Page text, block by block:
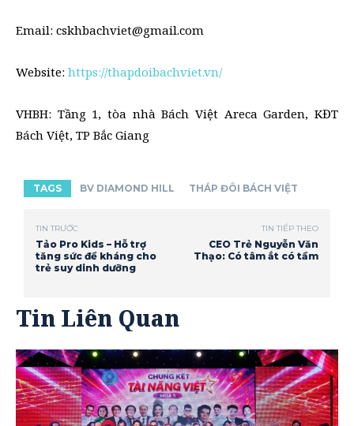
Email: cskhbachviet@gmail.com
Website: https://thapdoibachviet.vn/
VHBH: Tầng 1, tòa nhà Bách Việt Areca Garden, KĐT
Bách Việt, TP Bắc Giang
TAGS BV DIAMOND HILL THÁP ĐÔI BÁCH VIỆT
TIN TRƯỚC
Tảo Pro Kids – Hỗ trợ
tăng sức đề kháng cho
trẻ suy dinh dưỡng
TIN TIẾP THEO
CEO Trẻ Nguyễn Văn
Thạo: Có tâm ắt có tầm
Tin Liên Quan